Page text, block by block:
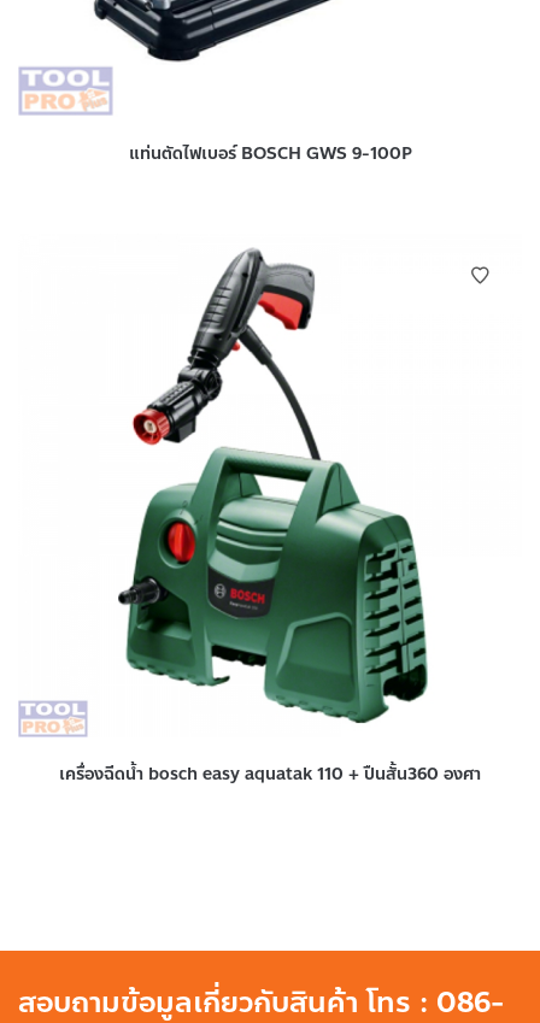
แท่นตัดไฟเบอร์ BOSCH GWS 9-100P
เครื่องฉีดน้ำ bosch easy aquatak 110 + ปืนสั้น360 องศา
สอบถามข้อมูลเกี่ยวกับสินค้า โทร : 086-